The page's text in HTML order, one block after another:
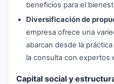
beneficios para el
Diversificación de
empresa ofrece una
abarcan desde la
la consulta con expertos
Capital social y